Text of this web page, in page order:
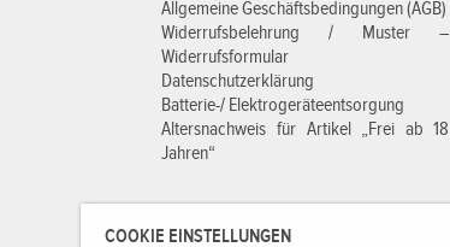
COOKIE EINSTELLUNGEN
Allgemeine Geschäftsbedingungen (AGB)
Widerrufsbelehrung / Muster –
Widerrufsformular
Datenschutzerklärung
Batterie-/ Elektrogeräteentsorgung
Altersnachweis für Artikel „Frei ab 18
Jahren“